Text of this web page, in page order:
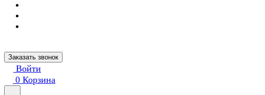
Заказать звонок
Войти
0 Корзина